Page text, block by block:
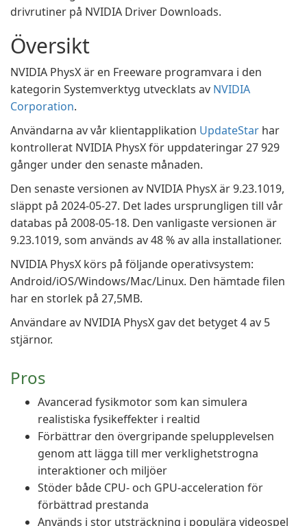
drivrutiner på NVIDIA Driver Downloads.
Översikt
NVIDIA PhysX är en Freeware programvara i den
kategorin Systemverktyg utvecklats av NVIDIA
Corporation.
Användarna av vår klientapplikation UpdateStar har
kontrollerat NVIDIA PhysX för uppdateringar 27 929
gånger under den senaste månaden.
Den senaste versionen av NVIDIA PhysX är 9.23.1019,
släppt på 2024-05-27. Det lades ursprungligen till vår
databas på 2008-05-18. Den vanligaste versionen är
9.23.1019, som används av 48 % av alla installationer.
NVIDIA PhysX körs på följande operativsystem:
Android/iOS/Windows/Mac/Linux. Den hämtade filen
har en storlek på 27,5MB.
Användare av NVIDIA PhysX gav det betyget 4 av 5
stjärnor.
Pros
Avancerad fysikmotor som kan simulera
realistiska fysikeffekter i realtid
Förbättrar den övergripande spelupplevelsen
genom att lägga till mer verklighetstrogna
interaktioner och miljöer
Stöder både CPU- och GPU-acceleration för
förbättrad prestanda
Används i stor utsträckning i populära videospel